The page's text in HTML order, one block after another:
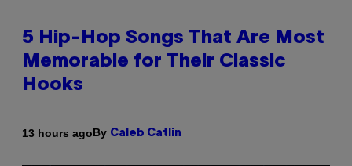
5 Hip-Hop Songs That Are Most
Memorable for Their Classic
Hooks
13 hours agoBy Caleb Catlin